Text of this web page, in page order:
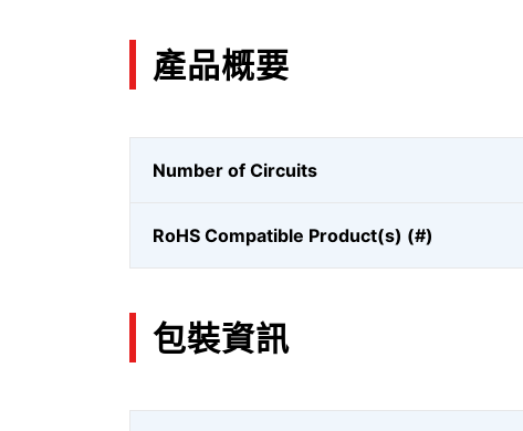
產品概要
Number of Circuits
RoHS Compatible Product(s) (#)
包裝資訊